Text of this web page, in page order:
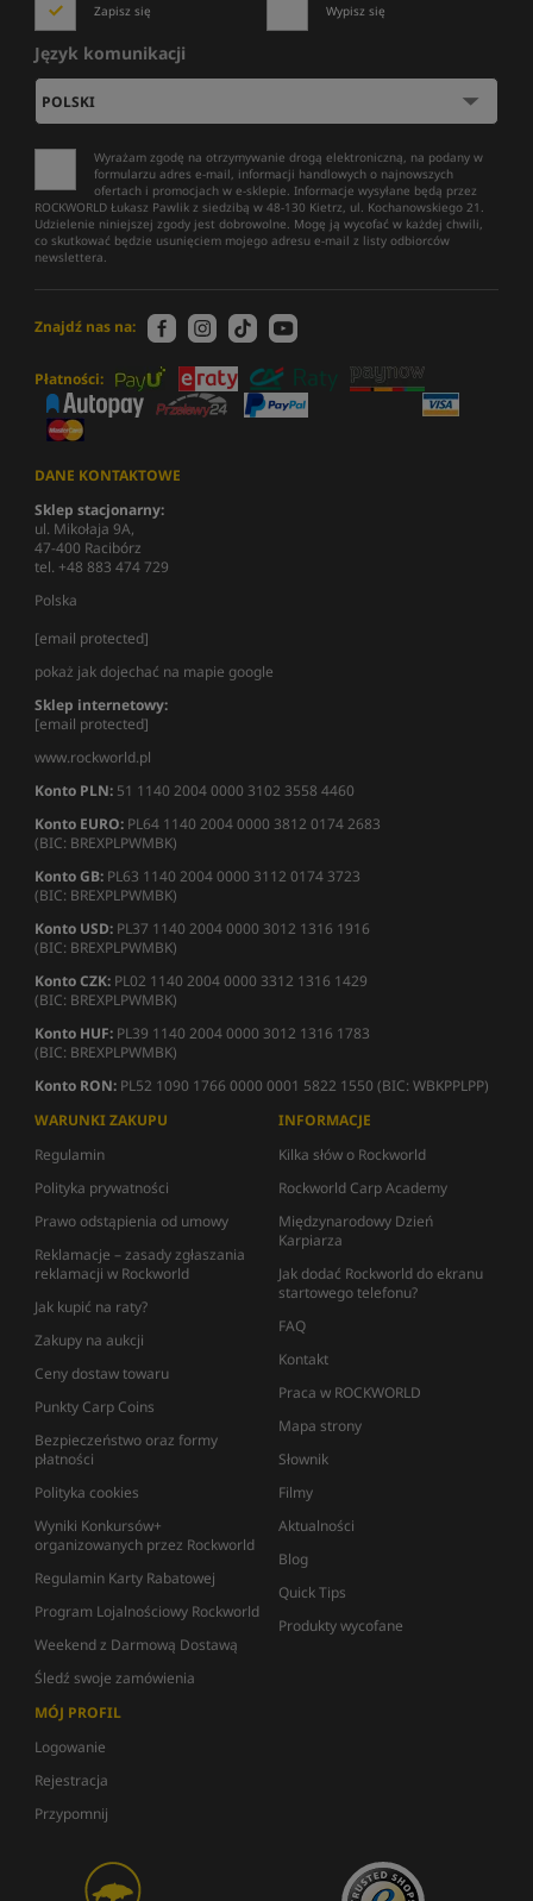
Zapisz się Wypisz się
Język komunikacji
Wyrażam zgodę na otrzymywanie drogą elektroniczną, na podany w
formularzu adres e-mail, informacji handlowych o najnowszych
ofertach i promocjach w e-sklepie. Informacje wysyłane będą przez
ROCKWORLD Łukasz Pawlik z siedzibą w 48-130 Kietrz, ul. Kochanowskiego 21.
Udzielenie niniejszej zgody jest dobrowolne. Mogę ją wycofać w każdej chwili,
co skutkować będzie usunięciem mojego adresu e-mail z listy odbiorców
newslettera.
Znajdź nas na:
Płatności:
DANE KONTAKTOWE
Sklep stacjonarny:
ul. Mikołaja 9A,
47-400 Racibórz
tel. +48 883 474 729
Polska
[email protected]
pokaż jak dojechać na mapie google
Sklep internetowy:
[email protected]
www.rockworld.pl
Konto PLN: 51 1140 2004 0000 3102 3558 4460
Konto EURO: PL64 1140 2004 0000 3812 0174 2683
(BIC: BREXPLPWMBK)
Konto GB: PL63 1140 2004 0000 3112 0174 3723
(BIC: BREXPLPWMBK)
Konto USD: PL37 1140 2004 0000 3012 1316 1916
(BIC: BREXPLPWMBK)
Konto CZK: PL02 1140 2004 0000 3312 1316 1429
(BIC: BREXPLPWMBK)
Konto HUF: PL39 1140 2004 0000 3012 1316 1783
(BIC: BREXPLPWMBK)
Konto RON: PL52 1090 1766 0000 0001 5822 1550 (BIC: WBKPPLPP)
WARUNKI ZAKUPU
Regulamin
Polityka prywatności
Prawo odstąpienia od umowy
Reklamacje – zasady zgłaszania
reklamacji w Rockworld
Jak kupić na raty?
Zakupy na aukcji
Ceny dostaw towaru
Punkty Carp Coins
Bezpieczeństwo oraz formy
płatności
Polityka cookies
Wyniki Konkursów+
organizowanych przez Rockworld
Regulamin Karty Rabatowej
Program Lojalnościowy Rockworld
Weekend z Darmową Dostawą
Śledź swoje zamówienia
INFORMACJE
Kilka słów o Rockworld
Rockworld Carp Academy
Międzynarodowy Dzień
Karpiarza
Jak dodać Rockworld do ekranu
startowego telefonu?
FAQ
Kontakt
Praca w ROCKWORLD
Mapa strony
Słownik
Filmy
Aktualności
Blog
Quick Tips
Produkty wycofane
MÓJ PROFIL
Logowanie
Rejestracja
Przypomnij